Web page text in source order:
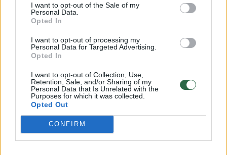
I want to opt-out of the Sale of my
Personal Data.
Opted In
I want to opt-out of processing my
Personal Data for Targeted Advertising.
Opted In
I want to opt-out of Collection, Use,
Retention, Sale, and/or Sharing of my
Personal Data that Is Unrelated with the
Purposes for which it was collected.
Opted Out
CONFIRM
Rusiją pasiekė sviesto krizė: Maskvos gyventoja
neslepia pasipiktinimo gerokai pakilusiomis kainomis
Žinios | Pasaulis
00:02:50
Augant atlyginimams gyventojai raginami mokytis
investuoti
Žinios | Verslas